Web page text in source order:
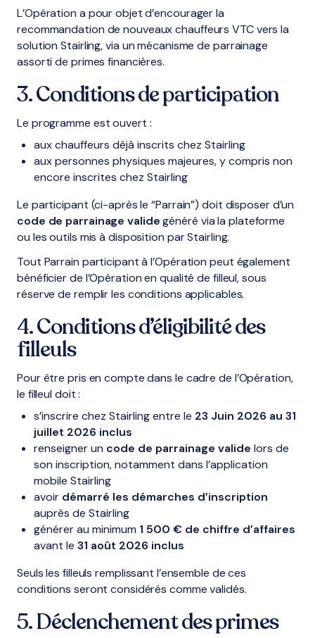
L’Opération a pour objet d’encourager la
recommandation de nouveaux chauffeurs VTC vers la
solution Stairling, via un mécanisme de parrainage
assorti de primes financières.
3. Conditions de participation
Le programme est ouvert :
aux chauffeurs déjà inscrits chez Stairling
aux personnes physiques majeures, y compris non
encore inscrites chez Stairling
Le participant (ci-après le “Parrain”) doit disposer d’un
code de parrainage validegénéré via la plateforme
ou les outils mis à disposition par Stairling.
Tout Parrain participant à l’Opération peut également
bénéficier de l’Opération en qualité de filleul, sous
réserve de remplir les conditions applicables.
4. Conditions d’éligibilité des
filleuls
Pour être pris en compte dans le cadre de l’Opération,
le filleul doit :
s’inscrire chez Stairling entre le 23 Juin 2026 au 31
juillet 2026 inclus
renseigner un code de parrainage valide lors de
son inscription, notamment dans l’application
mobile Stairling
avoir démarré les démarches d’inscription
auprès de Stairling
générer au minimum 1 500 € de chiffre d’affaires
avant le 31 août 2026 inclus
Seuls les filleuls remplissant l’ensemble de ces
conditions seront considérés comme validés.
5. Déclenchement des primes